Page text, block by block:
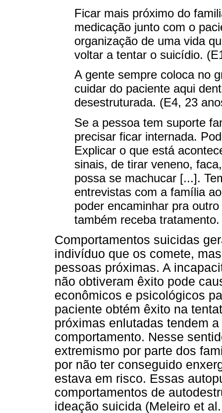
Ficar mais próximo do
medicação junto com o
organização de uma vida
voltar a tentar o suicídio.
A gente sempre coloca no
cuidar do paciente aqui
desestruturada. (E4, 23
Se a pessoa tem suporte
precisar ficar internada.
Explicar o que está
sinais, de tirar veneno,
possa se machucar [...].
entrevistas com a família
poder encaminhar pra
também receba
Comportamentos suicidas
indivíduo que os comete,
pessoas próximas. A
não obtiveram êxito pode
econômicos e psicológicos
paciente obtém êxito na
próximas enlutadas tendem
comportamento. Nesse
extremismo por parte dos
por não ter conseguido
estava em risco. Essas
comportamentos de
ideação suicida (Meleiro et